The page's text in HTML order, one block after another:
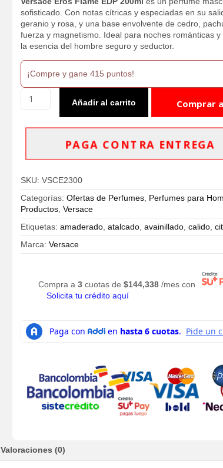
sofisticado. Con notas cítricas y especiadas en su
geranio y rosa, y una base envolvente de cedro,
fuerza y magnetismo. Ideal para noches románticas
la esencia del hombre seguro y seductor.
¡Compre y gane 415 puntos!
Versace
Flame
Parfum
200ml
-
Hombre
cantidad
Añadir al carrito Comprar
PAGA CONTRA ENTREGA
SKU:VSCE2300
Categorías:Ofertas de Perfumes Perfumes para
Productos ,Versace
Etiquetas:amaderado ,atalcado ,avainillado ,calido ,
Marca:Versace
Compra a3 cuotas de$144,338 /mes con
Solicita tu crédito aquí
Valoraciones (0)